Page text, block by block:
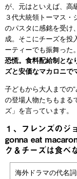
が、元はといえば、高
３代大統領トーマス・
のパスタに感銘を受け
成。そこにチーズを投
ーティーでも振舞った。
恐慌。食料配給制とな
ズと安価なマカロニで
子どもから大人までの
の登場人物たちもまる
ズ」を言っています。
１、フレンズのジ
gonna eat
ク＆チーズは食べ
海外ドラマの代名